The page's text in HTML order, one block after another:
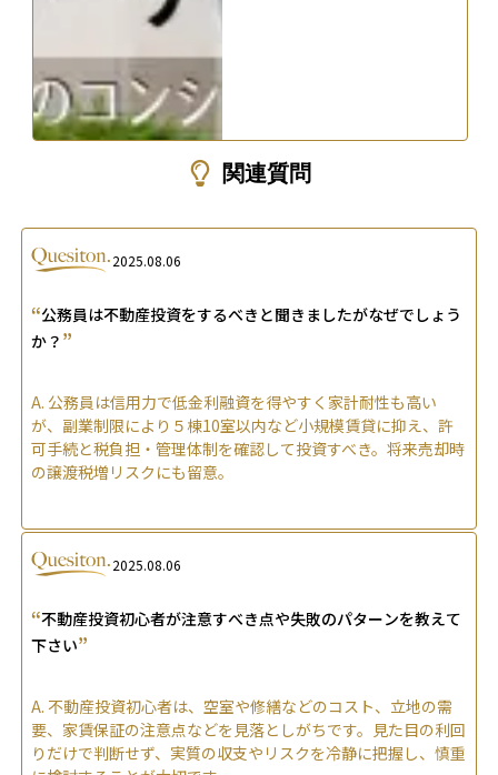
関連質問
2025.08.06
“公務員は不動産投資をするべきと聞きましたがなぜでしょう
か？ ”
A. 公務員は信用力で低金利融資を得やすく家計耐性も高い
が、副業制限により５棟10室以内など小規模賃貸に抑え、許
可手続と税負担・管理体制を確認して投資すべき。将来売却時
の譲渡税増リスクにも留意。
2025.08.06
“不動産投資初心者が注意すべき点や失敗のパターンを教えて
下さい”
A. 不動産投資初心者は、空室や修繕などのコスト、立地の需
要、家賃保証の注意点などを見落としがちです。見た目の利回
りだけで判断せず、実質の収支やリスクを冷静に把握し、慎重